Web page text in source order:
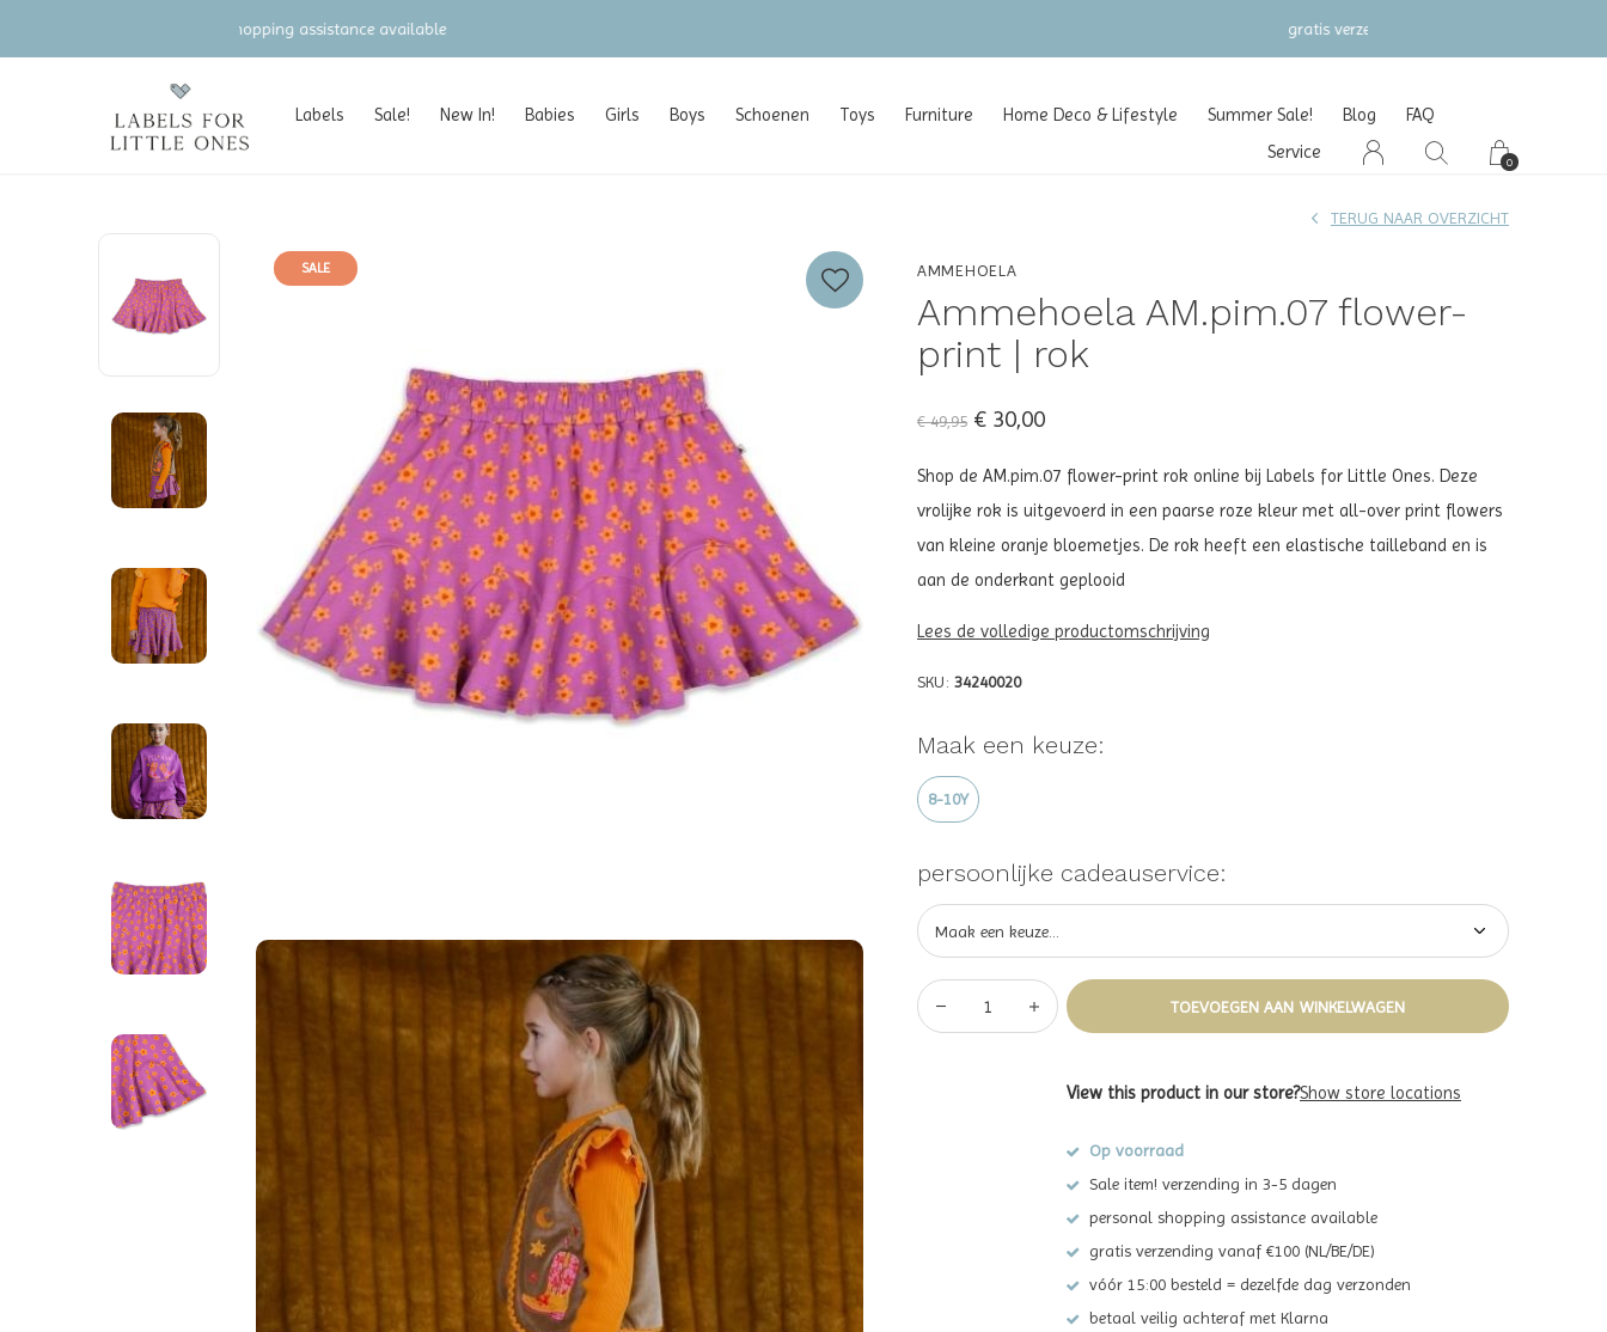
Labels Sale! New In! Babies Girls Boys Schoenen Toys Furniture Home Deco & Lifestyle Summer Sale! Blog
FAQ
Service
0
SALE AMMEHOELA
Ammehoela AM.pim.07 flower-
print | rok
TERUG NAAR OVERZICHT
€ 49,95 € 30,00
Shop de AM.pim.07 flower-print rok online bij Labels for Little Ones. Deze
vrolijke rok is uitgevoerd in een paarse roze kleur met all-over print flowers
van kleine oranje bloemetjes. De rok heeft een elastische tailleband en is
aan de onderkant geplooid
Lees de volledige productomschrijving
SKU: 34240020
Maak een keuze:
8-10Y
persoonlijke cadeauservice:
TOEVOEGEN AAN WINKELWAGEN
View this product in our store?Show store locations
Op voorraad
Sale item! verzending in 3-5 dagen
personal shopping assistance available
gratis verzending vanaf €100 (NL/BE/DE)
vóór 15:00 besteld = dezelfde dag verzonden
betaal veilig achteraf met Klarna